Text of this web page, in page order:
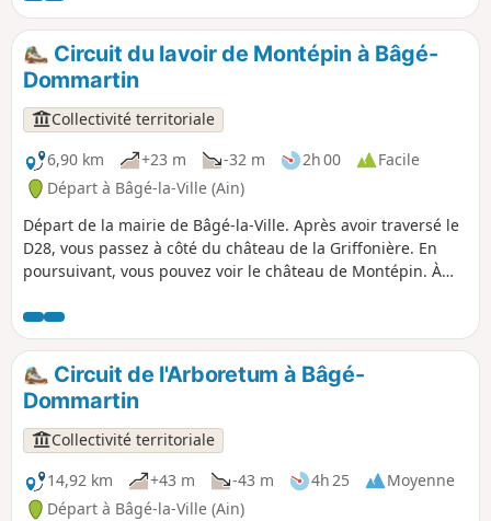
Circuit du lavoir de Montépin à Bâgé-
Dommartin
Collectivité territoriale
6,90 km
+23 m -32 m 2h 00
Facile
Départ à Bâgé-la-Ville (Ain)
Départ de la mairie de Bâgé-la-Ville. Après avoir traversé le
D28, vous passez à côté du château de la Griffonière. En
poursuivant, vous pouvez voir le château de Montépin. À
de Montépin. Le bâti original était couvert en ardoises à
crochets, ce qui permet de le dater du XIXe siècle. Grâce au
mécénat d’entreprise, aux nombreux donateurs, aux
municipalités locales, à la Communauté de Communes
Bresse et Saône, aux artisans et aux bénévoles, la
restauration a été réalisée entre 2020 et 2023. Les élèves de
la section menuiserie bac pro du lycée Carriat de Bourg ont
préparé la porte et les planches du bardage et ils ont posé
ces éléments sur place.
Circuit de l'Arboretum à Bâgé-
Dommartin
Collectivité territoriale
14,92 km
+43 m -43 m 4h 25
Moyenne
Départ à Bâgé-la-Ville (Ain)